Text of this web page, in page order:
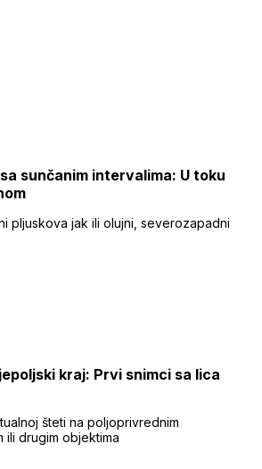
sunčanim intervalima: U toku
pljuskova jak ili olujni, severozapadni
kraj: Prvi snimci sa lica
šteti na poljoprivrednim
ili drugim objektima